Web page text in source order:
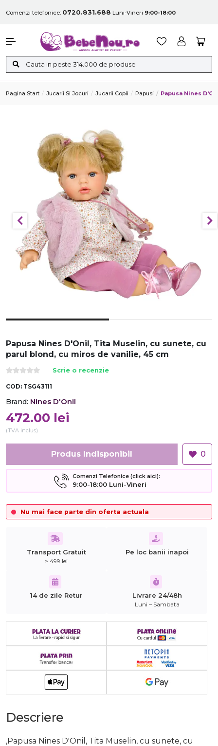
Comenzi telefonice: 0720.831.688 Luni-Vineri 9:00-18:00
Pagina Start Jucarii Si Jocuri Jucarii Copii Papusi Papusa Nines
Papusa Nines D'Onil, Tita Muselin, cu sunete, cu
parul blond, cu miros de vanilie, 45 cm
Scrie o recenzie
COD: TSG43111
Brand: Nines D'Onil
472.00 lei
(TVA inclus)
Produs Indisponibil 0
Comenzi Telefonice (click aici):
9:00-18:00 Luni-Vineri
Nu mai face parte din oferta actuala
Transport Gratuit
> 499 lei
Pe loc banii inapoi
14 de zile Retur Livrare 24/48h
Luni – Sambata
Descriere
,Papusa Nines D'Onil, Tita Muselin, cu sunete, cu